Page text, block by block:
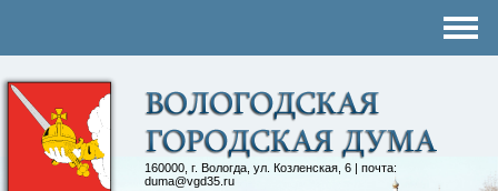
160000, г. Вологда, ул. Козленская, 6 | почта:
duma@vgd35.ru
Контакты
Депутатские объединения